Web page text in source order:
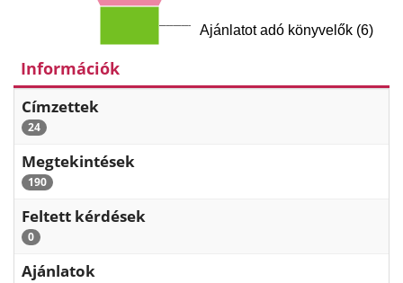
Ajánlatot adó könyvelők (6)
Információk
Címzettek
24
Megtekintések
190
Feltett kérdések
0
Ajánlatok